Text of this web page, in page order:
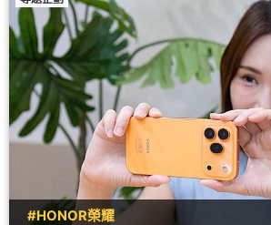
#HONOR榮耀